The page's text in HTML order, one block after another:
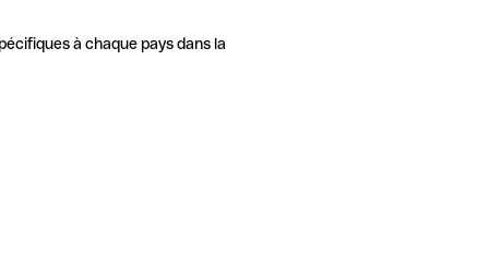
à chaque pays dans la